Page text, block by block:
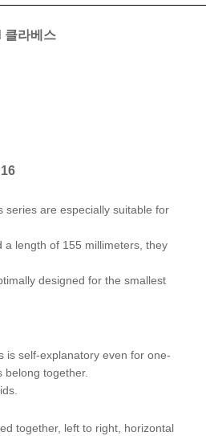
클라베스
series are especially suitable for
a length of 155 millimeters, they
designed for the smallest
is self-explanatory even for one-
belong together.
together, left to right, horizontal